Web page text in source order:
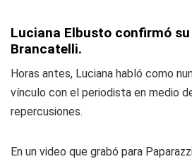
Luciana Elbusto confirmó
Brancatelli.
Horas antes, Luciana habló como
vínculo con el periodista en medio
repercusiones.
En un video que grabó para